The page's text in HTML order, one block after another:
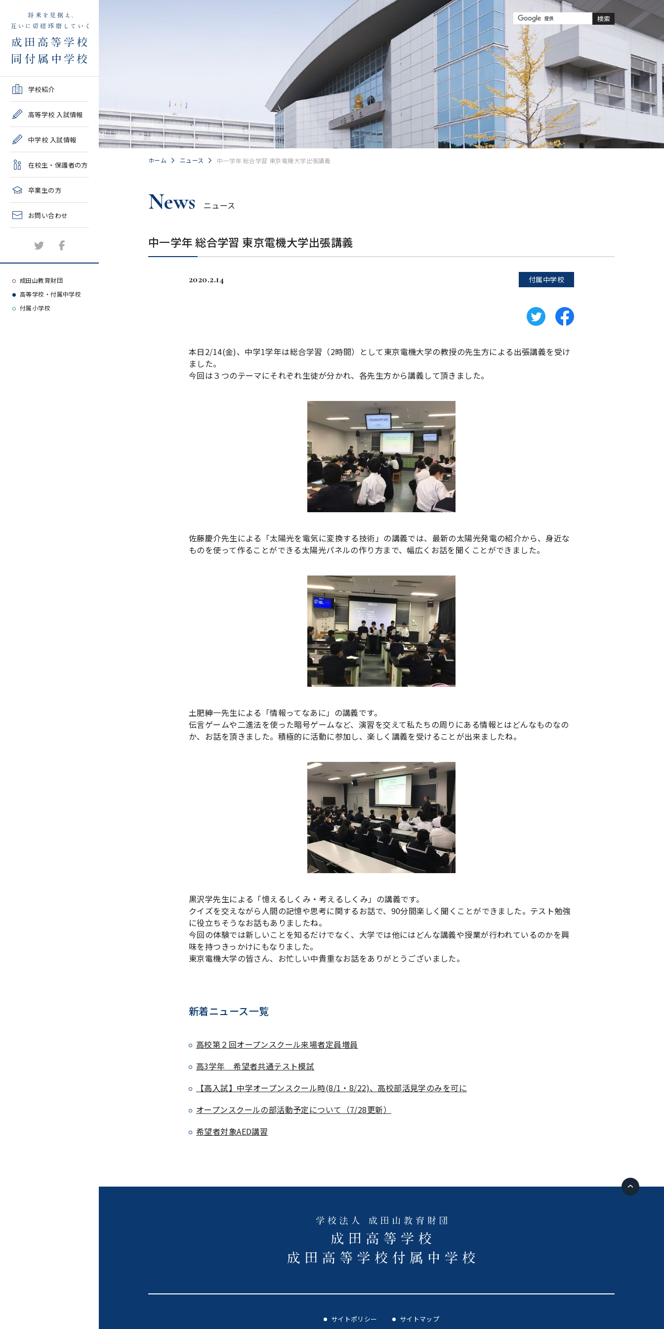
学校紹介
中学情報
高校クラブ紹介
中学クラブ紹介
施設紹介
よくある質問
大学等合格実績
高等学校 入試情報
試結果一覧
学校説明会、一般公開行
事、塾対象入試説明会
中学校 入試情報
試結果一覧
学校説明会、入試説明
会、一般公開行事
在校生・保護者の方
処について
年間教育計画
臨時休校等の特別措置に
卒業生の方
み
2027年度教育実習申し込
み
お問い合わせ
成田山教育財団
高等学校・付属中学校
付属小学校
ホーム ニュース 中一学年 総合学習 東京電機大学出張講義
News ニュース
中一学年 総合学習 東京電機大学出張講義
2020.2.14 付属中学校
本日2/14(金)、中学1学年は総合学習（2時間）として東京電機大学の教授の先生方による出張講義を受け
ました。
今回は３つのテーマにそれぞれ生徒が分かれ、各先生方から講義して頂きました。
佐藤慶介先生による「太陽光を電気に変換する技術」の講義では、最新の太陽光発電の紹介から、身近な
ものを使って作ることができる太陽光パネルの作り方まで、幅広くお話を聞くことができました。
土肥紳一先生による「情報ってなあに」の講義です。
伝言ゲームや二進法を使った暗号ゲームなど、演習を交えて私たちの周りにある情報とはどんなものなの
か、お話を頂きました。積極的に活動に参加し、楽しく講義を受けることが出来ましたね。
黒沢学先生による「憶えるしくみ・考えるしくみ」の講義です。
クイズを交えながら人間の記憶や思考に関するお話で、 90分間楽しく聞くことができました。テスト勉強
に役立ちそうなお話もありましたね。
今回の体験では新しいことを知るだけでなく、大学では他にはどんな講義や授業が行われているのかを興
味を持つきっかけにもなりました。
東京電機大学の皆さん、お忙しい中貴重なお話をありがとうございました。
新着ニュース一覧
高校第２回オープンスクール来場者定員増員
高3学年 希望者共通テスト模試
【高入試】中学オープンスクール時(8/1・8/22)、高校部活見学のみを可に
オープンスクールの部活動予定について（7/28更新）
希望者対象AED講習
サイトポリシー サイトマップ